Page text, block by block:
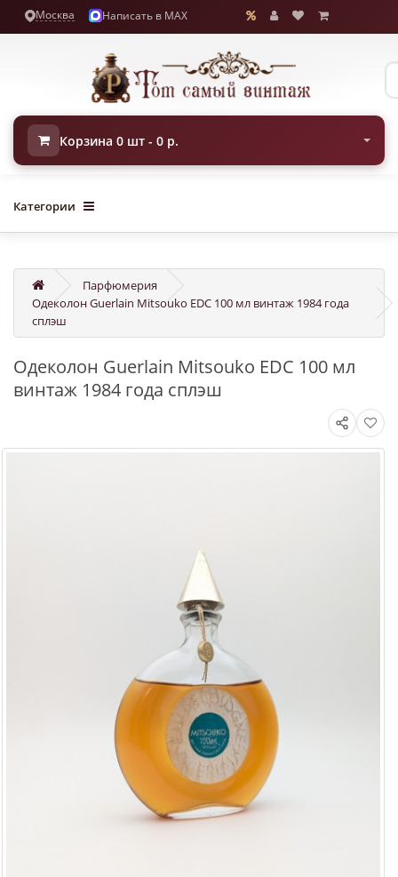
Москва Написать в MAX
Корзина 0 шт - 0 р.
Категории
Парфюмерия
Одеколон Guerlain Mitsouko EDC 100 мл винтаж 1984 года
сплэш
Одеколон Guerlain Mitsouko EDC 100 мл
винтаж 1984 года сплэш